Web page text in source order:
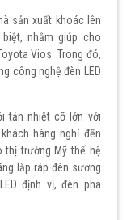
sản xuất khoác lên
nhằm giúp cho
Vios. Trong đó,
công nghệ đèn LED
tản nhiệt cỡ lớn với
hàng nghỉ đến
thị trường Mỹ thế hệ
lắp ráp đèn sương
định vị, đèn pha